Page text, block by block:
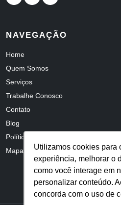
Utilizamos cookies para
experiência, melhorar o
como você interage em
personalizar conteúdo.
concorda com o uso de
NAVEGAÇÃO
Home
Quem Somos
Serviços
Trabalhe Conosco
Contato
Blog
Política de Privacidade
Mapa do Site